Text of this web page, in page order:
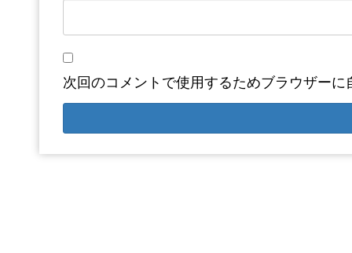
次回のコメントで使用するためブラウザー